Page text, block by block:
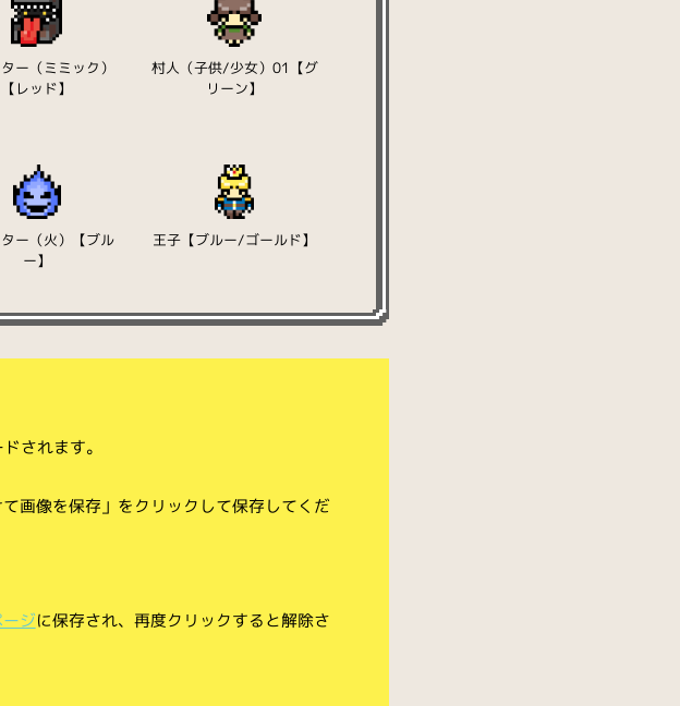
ー（ミミック）
【レッド】
村人（子供/少女）01【グ
リーン】
ー（火）【ブル
ー】
王子【ブルー/ゴールド】
されます。
画像を保存」をクリックして保存してくだ
ジに保存され、再度クリックすると解除さ